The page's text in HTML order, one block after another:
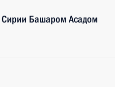
Сирии Башаром Асадом